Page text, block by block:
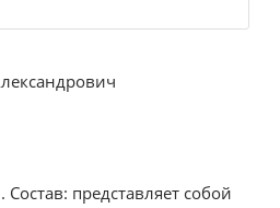
представляет собой